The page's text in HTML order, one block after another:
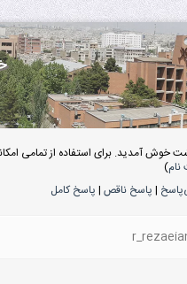
خوش آمدید. برای استفاده از تمامی
)
| پاسخ ناقص | پاسخ کامل